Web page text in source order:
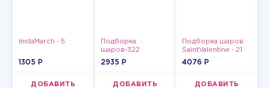
InstaMarch - 5
1305 P
ДОБАВИТЬ
Подборка
шаров-322
2935 P
ДОБАВИТЬ
Подборка шаров
SaintValentine - 21
4076 P
ДОБАВИТЬ